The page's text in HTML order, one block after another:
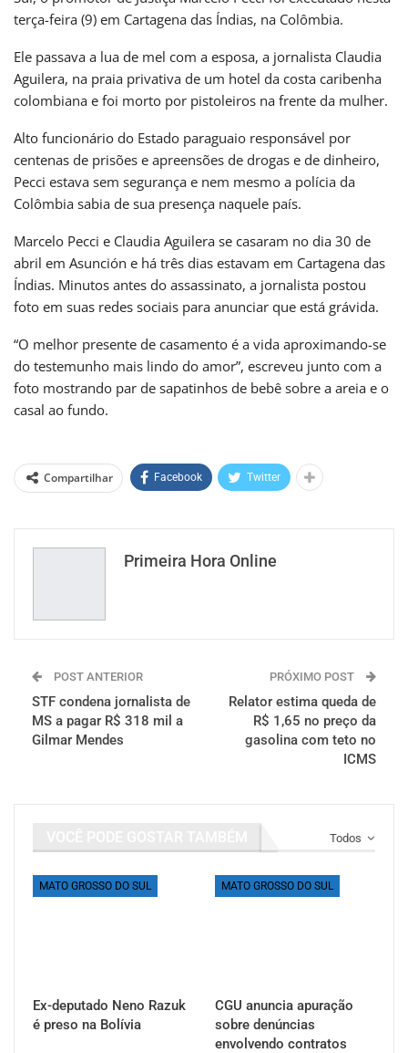
terça-feira (9) em Cartagena das Índias, na Colômbia.
Ele passava a lua de mel com a esposa, a jornalista Claudia
Aguilera, na praia privativa de um hotel da costa caribenha
colombiana e foi morto por pistoleiros na frente da mulher.
Alto funcionário do Estado paraguaio responsável por
centenas de prisões e apreensões de drogas e de dinheiro,
Pecci estava sem segurança e nem mesmo a polícia da
Colômbia sabia de sua presença naquele país.
Marcelo Pecci e Claudia Aguilera se casaram no dia 30 de
abril em Asunción e há três dias estavam em Cartagena das
Índias. Minutos antes do assassinato, a jornalista postou
foto em suas redes sociais para anunciar que está grávida.
“O melhor presente de casamento é a vida aproximando-se
do testemunho mais lindo do amor”, escreveu junto com a
foto mostrando par de sapatinhos de bebê sobre a areia e o
casal ao fundo.
Compartilhar Facebook Twitter
Primeira Hora Online
POST ANTERIOR
STF condena jornalista de
MS a pagar R$ 318 mil a
Gilmar Mendes
PRÓXIMO POST
Relator estima queda de
R$ 1,65 no preço da
gasolina com teto no
ICMS
Todos
MATO GROSSO DO SUL
Ex-deputado Neno Razuk
é preso na Bolívia
MATO GROSSO DO SUL
CGU anuncia apuração
sobre denúncias
envolvendo contratos